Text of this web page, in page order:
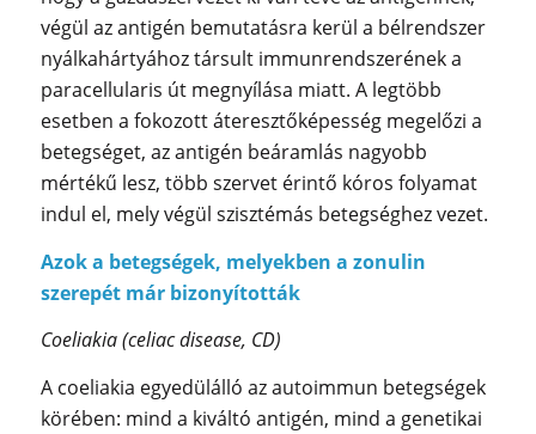
végül az antigén bemutatásra kerül a bélrendszer
nyálkahártyához társult immunrendszerének a
paracellularis út megnyílása miatt. A legtöbb
esetben a fokozott áteresztőképesség megelőzi a
betegséget, az antigén beáramlás nagyobb
mértékű lesz, több szervet érintő kóros folyamat
indul el, mely végül szisztémás betegséghez vezet.
Azok a betegségek, melyekben a zonulin
szerepét már bizonyították
Coeliakia (celiac disease, CD)
A coeliakia egyedülálló az autoimmun betegségek
körében: mind a kiváltó antigén, mind a genetikai